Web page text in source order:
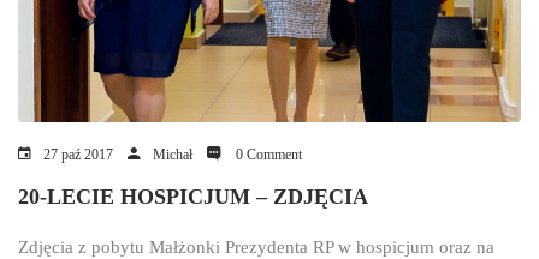
27 paź 2017 Michał 0 Comment
20-LECIE HOSPICJUM – ZDJĘCIA
Zdjęcia z pobytu Małżonki Prezydenta RP w hospicjum oraz na